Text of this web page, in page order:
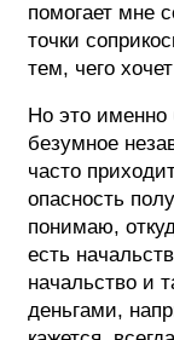
помогает мне
точки
тем, чего
Но это именно
безумное
часто
опасность
понимаю,
есть
начальство и
деньгами,